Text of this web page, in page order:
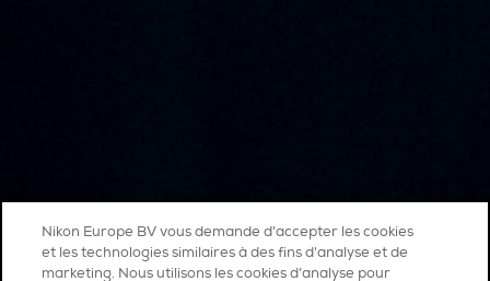
Nikon Europe BV vous demande d'accepter les cookies
et les technologies similaires à des fins d'analyse et de
marketing. Nous utilisons les cookies d’analyse pour